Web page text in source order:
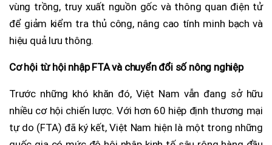
vùng trồng, truy xuất nguồn gốc và thông quan điện tử
để giảm kiểm tra thủ công, nâng cao tính minh bạch và
hiệu quả lưu thông.
Cơ hội từ hội nhập FTA và chuyển đổi số nông nghiệp
Trước những khó khăn đó, Việt Nam vẫn đang sở hữu
nhiều cơ hội chiến lược. Với hơn 60 hiệp định thương mại
tự do (FTA) đã ký kết, Việt Nam hiện là một trong những